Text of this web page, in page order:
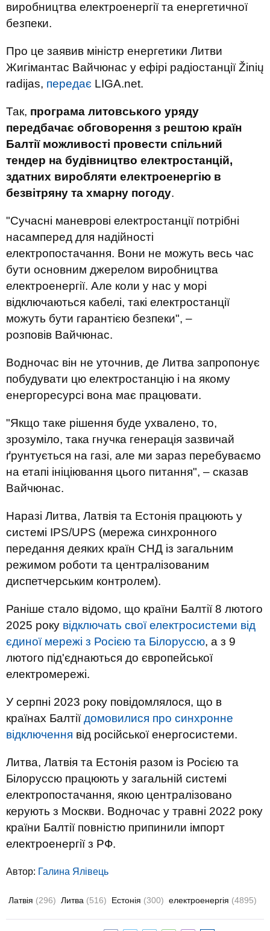
виробництва електроенергії та енергетичної
безпеки.
Про це заявив міністр енергетики Литви
Жигімантас Вайчюнас у ефірі радіостанції Žinių
radijas, передає LIGA.net.
Так, програма литовського уряду
передбачає обговорення з рештою країн
Балтії можливості провести спільний
тендер на будівництво електростанцій,
здатних виробляти електроенергію в
безвітряну та хмарну погоду.
"Сучасні маневрові електростанції потрібні
насамперед для надійності
електропостачання. Вони не можуть весь час
бути основним джерелом виробництва
електроенергії. Але коли у нас у морі
відключаються кабелі, такі електростанції
можуть бути гарантією безпеки", –
розповів Вайчюнас.
Водночас він не уточнив, де Литва запропонує
побудувати цю електростанцію і на якому
енергоресурсі вона має працювати.
"Якщо таке рішення буде ухвалено, то,
зрозуміло, така гнучка генерація зазвичай
ґрунтується на газі, але ми зараз перебуваємо
на етапі ініціювання цього питання", – сказав
Вайчюнас.
Наразі Литва, Латвія та Естонія працюють у
системі IPS/UPS (мережа синхронного
передання деяких країн СНД із загальним
режимом роботи та централізованим
диспетчерським контролем).
Раніше стало відомо, що країни Балтії 8 лютого
2025 року відключать свої електросистеми від
єдиної мережі з Росією та Білоруссю, а з 9
лютого під'єднаються до європейської
електромережі.
У серпні 2023 року повідомлялося, що в
країнах Балтії домовилися про синхронне
відключення від російської енергосистеми.
Литва, Латвія та Естонія разом із Росією та
Білоруссю працюють у загальній системі
електропостачання, якою централізовано
керують з Москви. Водночас у травні 2022 року
країни Балтії повністю припинили імпорт
електроенергії з РФ.
Автор: Галина Ялівець
Латвія (296) Литва (516) Естонія (300) електроенергія (4895)